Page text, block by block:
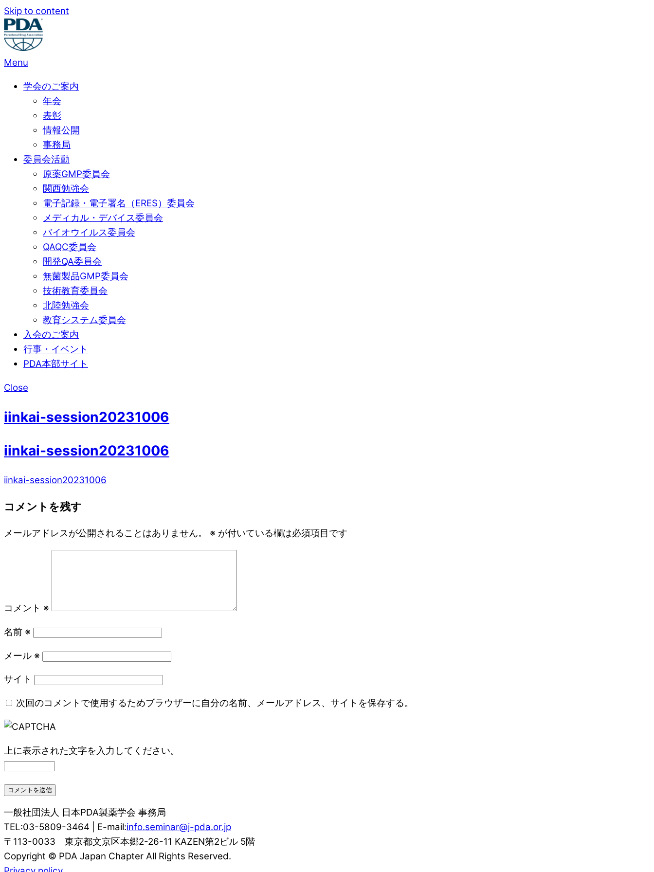
Skip to content
Menu
学会のご案内
年会
表彰
情報公開
事務局
委員会活動
原薬GMP委員会
関西勉強会
電子記録・電子署名（ERES）委員会
メディカル・デバイス委員会
バイオウイルス委員会
QAQC委員会
開発QA委員会
無菌製品GMP委員会
技術教育委員会
北陸勉強会
教育システム委員会
入会のご案内
行事・イベント
PDA本部サイト
Close
iinkai-session20231006
iinkai-session20231006
iinkai-session20231006
コメントを残す
メールアドレスが公開されることはありません。 ※ が付いている欄は必須項目です
コメント ※
名前 ※
メール ※
サイト
次回のコメントで使用するためブラウザーに自分の名前、メールアドレス、サイトを保存する。
上に表示された文字を入力してください。
一般社団法人 日本PDA製薬学会 事務局
TEL:03-5809-3464 | E-mail:info.seminar@j-pda.or.jp
〒113-0033 東京都文京区本郷2-26-11 KAZEN第2ビル 5階
Copyright © PDA Japan Chapter All Rights Reserved.